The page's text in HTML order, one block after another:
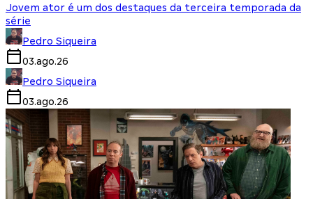
Jovem ator é um dos destaques da terceira temporada da
série
Pedro Siqueira
03.ago.26
Pedro Siqueira
03.ago.26